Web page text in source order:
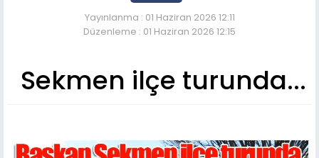
Yayınlanma : 01 Haziran 2026 12:11
Düzenleme : 01 Haziran 2026 12:15
Sekmen ilçe turunda...